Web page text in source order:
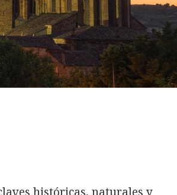
históricas, naturales y